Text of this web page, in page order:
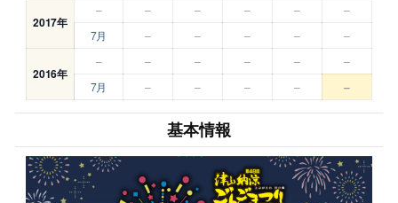
2017年
– – – – –
–
7月
– – – – –
2016年
– – – – –
–
7月
– – – – –
基本情報